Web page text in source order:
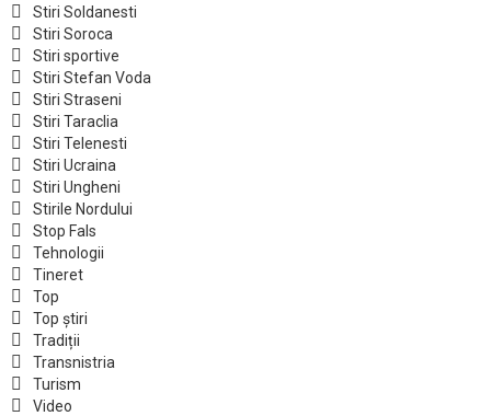
Stiri Soldanesti
Stiri Soroca
Stiri sportive
Stiri Stefan Voda
Stiri Straseni
Stiri Taraclia
Stiri Telenesti
Stiri Ucraina
Stiri Ungheni
Stirile Nordului
Stop Fals
Tehnologii
Tineret
Top
Top știri
Tradiții
Transnistria
Turism
Video